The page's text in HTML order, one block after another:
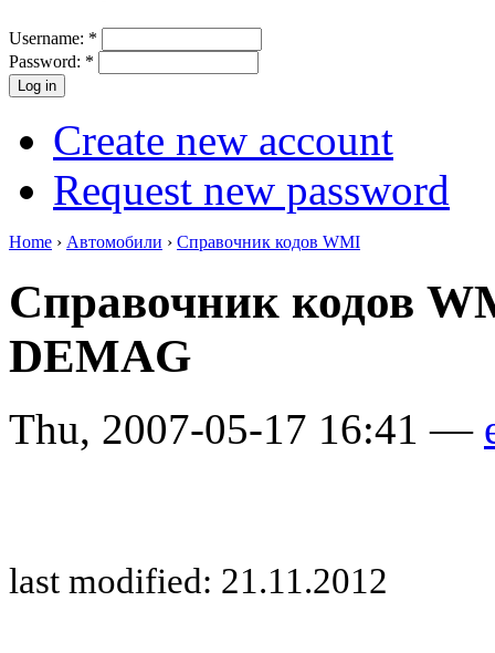
Username: *
Password: *
Create new account
Request new password
Home › Автомобили › Справочник кодов WMI
Справочник кодов
DEMAG
Thu, 2007-05-17 16:41 —
last modified: 21.11.2012